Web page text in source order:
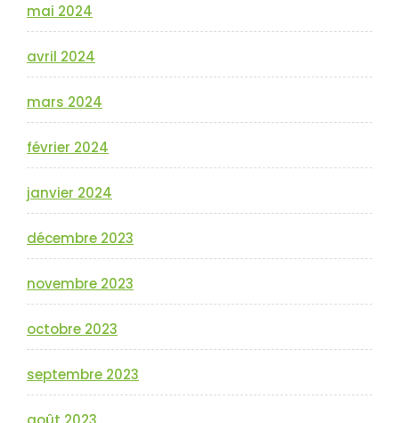
mai 2024
avril 2024
mars 2024
février 2024
janvier 2024
décembre 2023
novembre 2023
octobre 2023
septembre 2023